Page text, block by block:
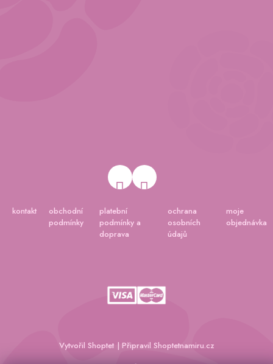
kontakt
obchodní
podmínky
platební
podmínky a
doprava
ochrana
osobních
údajů
moje
objednávka
Vytvořil Shoptet | Připravil Shoptetnamiru.cz